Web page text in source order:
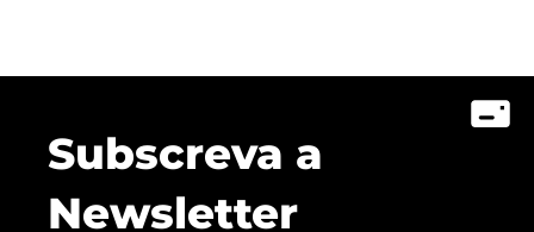
Subscreva a
Newsletter